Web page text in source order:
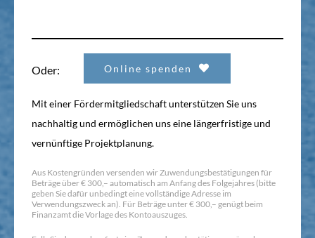
Oder: Online spenden
Mit einer Fördermitgliedschaft unterstützen Sie uns
nachhaltig und ermöglichen uns eine längerfristige und
vernünftige Projektplanung.
Aus Kostengründen versenden wir Zuwendungsbestätigungen für
Beträge über € 300,– automatisch am Anfang des Folgejahres (bitte
geben Sie dafür unbedingt eine vollständige Adresse im
Verwendungszweck an). Für Beträge unter € 300,– genügt beim
Finanzamt die Vorlage des Kontoauszuges.